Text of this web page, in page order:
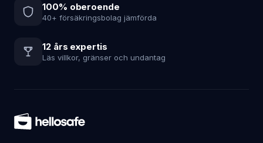
100% oberoende
40+ försäkringsbolag jämförda
12 års expertis
Läs villkor, gränser och undantag